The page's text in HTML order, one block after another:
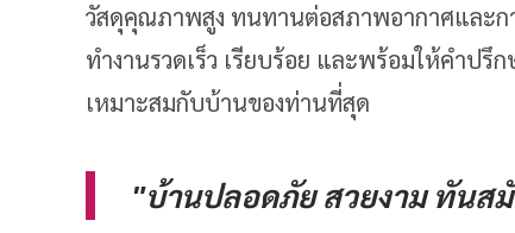
วัสดุคุณภาพสูง ทนทานต่อสภาพอากาศและก
ทำงานรวดเร็ว เรียบร้อย และพร้อมให้คำปรึ
เหมาะสมกับบ้านของท่านที่สุด
"บ้านปลอดภัย สวยงาม ทันส